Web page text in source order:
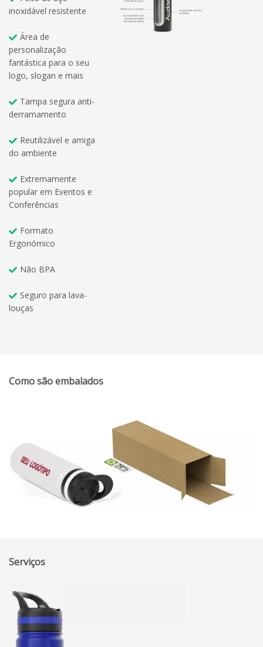
inoxidável resistente
Área de
personalização
fantástica para o seu
logo, slogan e mais
Tampa segura anti-
derramamento
Reutilizável e amiga
do ambiente
Extremamente
popular em Eventos e
Conferências
Formato
Ergonómico
Não BPA
Seguro para lava-
louças
Como são embalados
Serviços